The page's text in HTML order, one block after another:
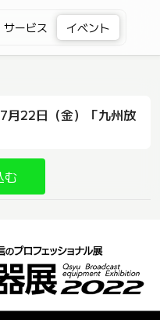
サービス イベント
22日（金）「九州放
む